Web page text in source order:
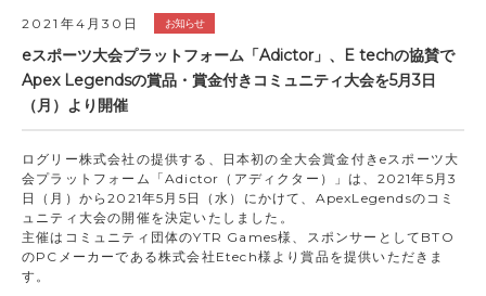
ブログ
採用情報
IR
お問い合わせ
2021年4月30日 お知らせ
eスポーツ大会プラットフォーム「Adictor」、E techの協賛で
Apex Legendsの賞品・賞金付きコミュニティ大会を5月3日
（月）より開催
ログリー株式会社の提供する、日本初の全大会賞金付きeスポーツ大
会プラットフォーム「Adictor（アディクター）」は、2021年5月3
日（月）から2021年5月5日（水）にかけて、ApexLegendsのコミ
ュニティ大会の開催を決定いたしました。
主催はコミュニティ団体のYTR Games様、スポンサーとしてBTO
のPCメーカーである株式会社Etech様より賞品を提供いただきま
す。